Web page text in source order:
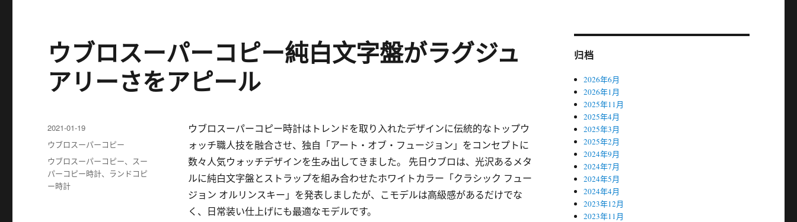
ウブロスーパーコピー純白文字盤がラグジュ
アリーさをアピール
ウブロスーパーコピー時計はトレンドを取り入れたデザインに伝統的なトップウ
ォッチ職人技を融合させ、独自「アート・オブ・フュージョン」をコンセプトに
数々人気ウォッチデザインを生み出してきました。 先日ウブロは、光沢あるメタ
ルに純白文字盤とストラップを組み合わせたホワイトカラー「クラシック フュー
ジョン オルリンスキー」を発表しましたが、こモデルは高級感があるだけでな
く、日常装い仕上げにも最適なモデルです。
发
布
于
2021-01-19
分
类
ウブロスーパーコピー
标
签
ウブロスーパーコピー、 スー
パーコピー時計、 ランドコピ
ー時計
归档
2026年6月
2026年1月
2025年11月
2025年4月
2025年3月
2025年2月
2024年9月
2024年7月
2024年5月
2024年4月
2023年12月
2023年11月